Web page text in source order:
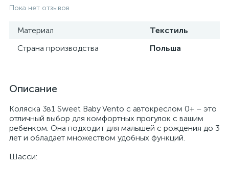
Пока нет отзывов
Материал
Текстиль
Страна производства
Польша
Описание
Коляска 3в1 Sweet Baby Vento с автокреслом 0+ – это
отличный выбор для комфортных прогулок с вашим
ребенком. Она подходит для малышей с рождения до 3
лет и обладает множеством удобных функций.
Шасси: